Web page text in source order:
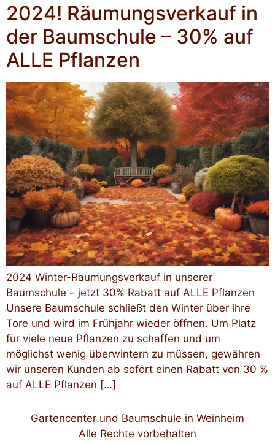
2024! Räumungsverkauf in
der Baumschule – 30% auf
ALLE Pflanzen
2024 Winter-Räumungsverkauf in unserer
Baumschule – jetzt 30% Rabatt auf ALLE Pflanzen
Unsere Baumschule schließt den Winter über ihre
Tore und wird im Frühjahr wieder öffnen. Um Platz
für viele neue Pflanzen zu schaffen und um
möglichst wenig überwintern zu müssen, gewähren
wir unseren Kunden ab sofort einen Rabatt von 30 %
auf ALLE Pflanzen […]
Gartencenter und Baumschule in Weinheim
Alle Rechte vorbehalten